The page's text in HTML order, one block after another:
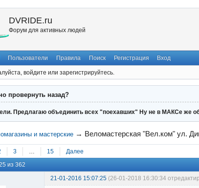
DVRIDE.ru
Форум для активных людей
Пользователи Правила Поиск Регистрация Вход
войдите или зарегистрируйтесь.
провернуть назад?
Предлагаю объединить всех "поехавших" Ну не в МАКСе же
и мастерские → Веломастерская "Вел.ком" ул.
3 15 Далее
из 362
21-01-2016 15:07:25 (26-01-2018 16:30:34